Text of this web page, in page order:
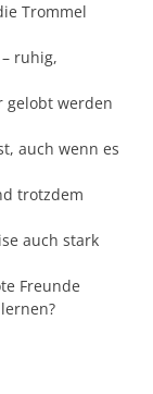
Trommel
ruhig,
gelobt werden
auch wenn es
trotzdem
auch stark
Freunde